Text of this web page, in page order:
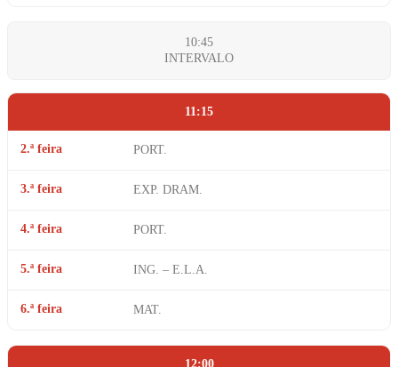
10:45
INTERVALO
11:15
2.ª feira PORT.
3.ª feira EXP. DRAM.
4.ª feira PORT.
5.ª feira ING. – E.L.A.
6.ª feira MAT.
12:00